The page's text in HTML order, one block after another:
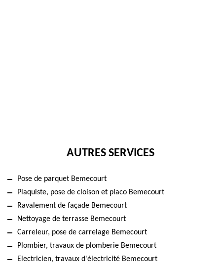
AUTRES SERVICES
Pose de parquet Bemecourt
Plaquiste, pose de cloison et placo Bemecourt
Ravalement de façade Bemecourt
Nettoyage de terrasse Bemecourt
Carreleur, pose de carrelage Bemecourt
Plombier, travaux de plomberie Bemecourt
Electricien, travaux d'électricité Bemecourt